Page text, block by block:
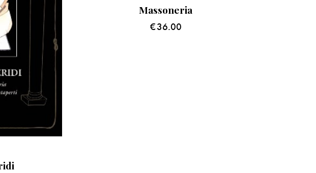
Massoneria
€36.00